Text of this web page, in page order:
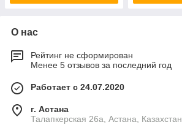
О нас
Рейтинг не сформирован
Менее 5 отзывов за последний год
Работает с 24.07.2020
г. Астана
Талапкерская 26а, Астана, Казахстан